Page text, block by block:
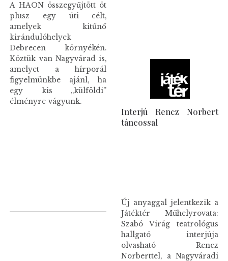
A HAON összegyűjtött öt
plusz egy úti célt,
amelyek kitűnő
kirándulóhelyek
Debrecen környékén.
Köztük van Nagyvárad is,
amelyet a hírporál
figyelmünkbe ajánl, ha
egy kis „külföldi”
élményre vágyunk.
Interjú Rencz Norbert
táncossal
Új anyaggal jelentkezik a
Játéktér Műhelyrovata:
Szabó Virág teatrológus
hallgató interjúja
olvasható Rencz
Norberttel, a Nagyváradi